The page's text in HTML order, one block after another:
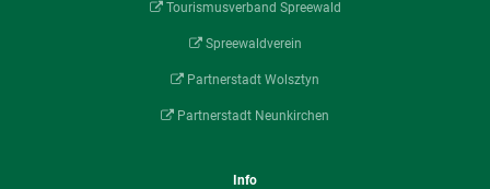
Tourismusverband Spreewald
Spreewaldverein
Partnerstadt Wolsztyn
Partnerstadt Neunkirchen
Info